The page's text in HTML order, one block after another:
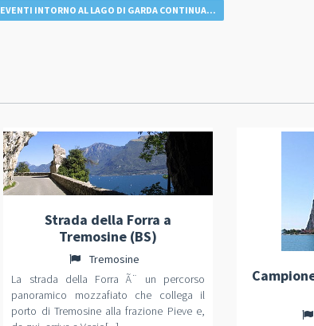
EVENTI INTORNO AL LAGO DI GARDA CONTINUA...
Strada della Forra a
Tremosine (BS)
Tremosine
La strada della Forra Ã¨ un percorso
panoramico mozzafiato che collega il
porto di Tremosine alla frazione Pieve e,